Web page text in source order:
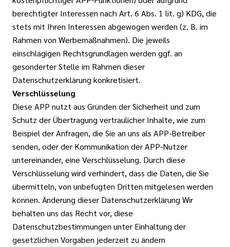
berechtigter Interessen nach Art. 6 Abs. 1 lit. g) KDG, die
stets mit Ihren Interessen abgewogen werden (z. B. im
Rahmen von Werbemaßnahmen). Die jeweils
einschlägigen Rechtsgrundlagen werden ggf. an
gesonderter Stelle im Rahmen dieser
Datenschutzerklärung konkretisiert.
Verschlüsselung
Diese APP nutzt aus Gründen der Sicherheit und zum
Schutz der Übertragung vertraulicher Inhalte, wie zum
Beispiel der Anfragen, die Sie an uns als APP-Betreiber
senden, oder der Kommunikation der APP-Nutzer
untereinander, eine Verschlüsselung. Durch diese
Verschlüsselung wird verhindert, dass die Daten, die Sie
übermitteln, von unbefugten Dritten mitgelesen werden
können. Änderung dieser Datenschutzerklärung Wir
behalten uns das Recht vor, diese
Datenschutzbestimmungen unter Einhaltung der
gesetzlichen Vorgaben jederzeit zu ändern